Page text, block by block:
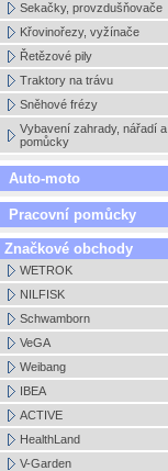
Sekačky, provzdušňovače
Křovinořezy, vyžínače
Řetězové pily
Traktory na trávu
Sněhové frézy
Vybavení zahrady, nářadí a
pomůcky
Auto-moto
Pracovní pomůcky
Značkové obchody
WETROK
NILFISK
Schwamborn
VeGA
Weibang
IBEA
ACTIVE
HealthLand
V-Garden